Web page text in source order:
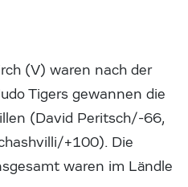
(V) waren nach der
Tigers gewannen die
(David Peritsch/-66,
+100). Die
waren im Ländle